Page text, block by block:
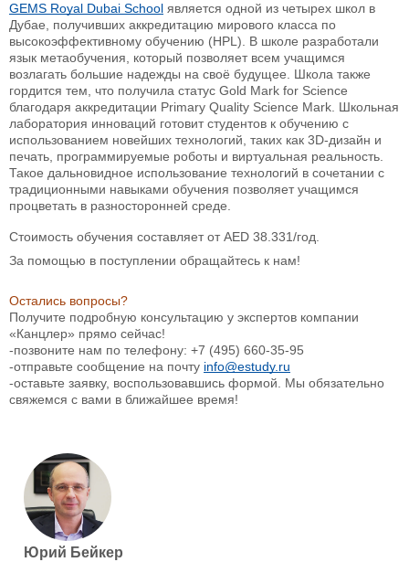
GEMS Royal Dubai School является одной из четырех школ в
Дубае, получивших аккредитацию мирового класса по
высокоэффективному обучению (HPL). В школе разработали
язык метаобучения, который позволяет всем учащимся
возлагать большие надежды на своё будущее. Школа также
гордится тем, что получила статус Gold Mark for Science
благодаря аккредитации Primary Quality Science Mark. Школьная
лаборатория инноваций готовит студентов к обучению с
использованием новейших технологий, таких как 3D-дизайн и
печать, программируемые роботы и виртуальная реальность.
Такое дальновидное использование технологий в сочетании с
традиционными навыками обучения позволяет учащимся
процветать в разносторонней среде.
Стоимость обучения составляет от AED 38.331/год.
За помощью в поступлении обращайтесь к нам!
Остались вопросы?
Получите подробную консультацию у экспертов компании
«Канцлер» прямо сейчас!
-позвоните нам по телефону: +7 (495) 660-35-95
-отправьте сообщение на почту info@estudy.ru
-оставьте заявку, воспользовавшись формой. Мы обязательно
свяжемся с вами в ближайшее время!
Юрий Бейкер